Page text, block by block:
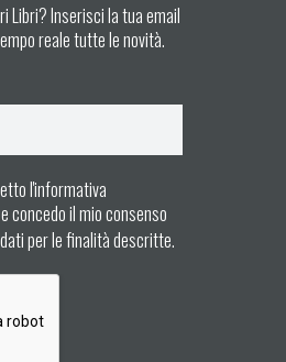
Libri? Inserisci la tua email
reale tutte le novità.
l'informativa
e concedo il mio consenso
per le finalità descritte.